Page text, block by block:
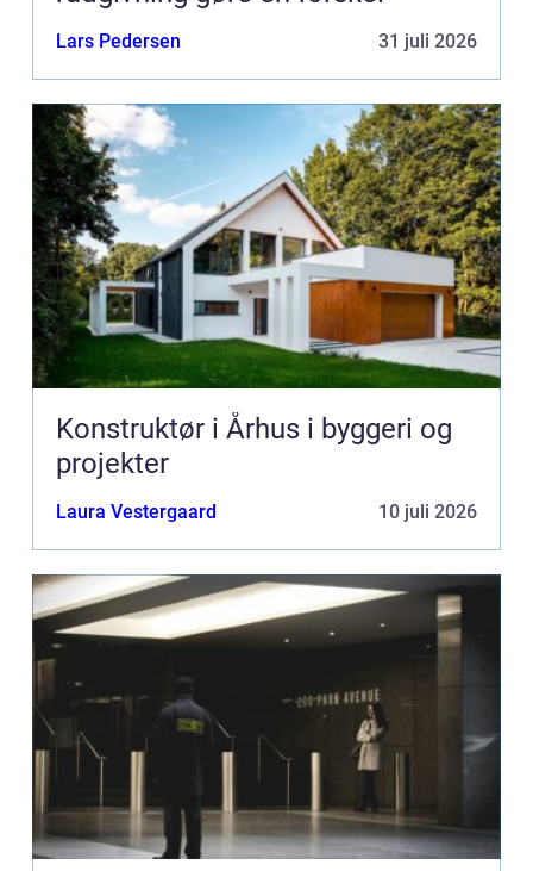
Lars Pedersen 31 juli 2026
Konstruktør i Århus i byggeri og
projekter
Laura Vestergaard 10 juli 2026